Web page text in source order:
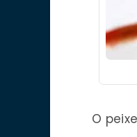
O